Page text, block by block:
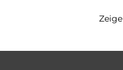
Zeige